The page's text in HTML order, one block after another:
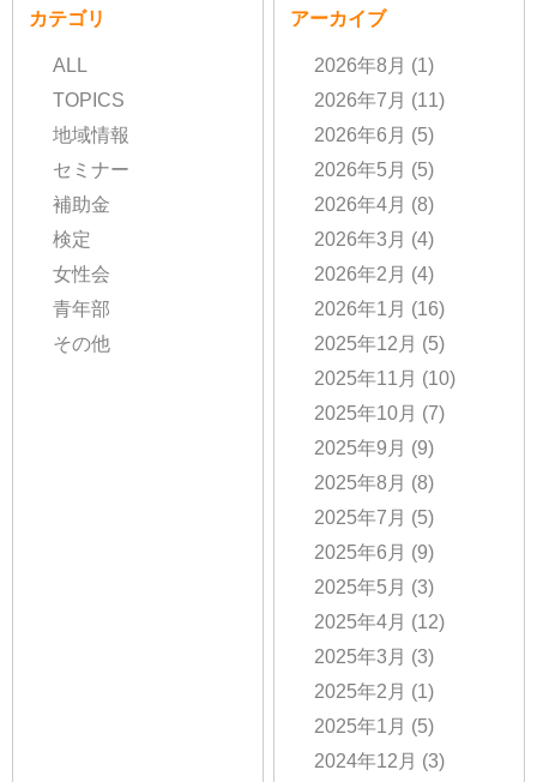
カテゴリ
ALL
TOPICS
地域情報
セミナー
補助金
検定
女性会
青年部
その他
アーカイブ
2026年8月 (1)
2026年7月 (11)
2026年6月 (5)
2026年5月 (5)
2026年4月 (8)
2026年3月 (4)
2026年2月 (4)
2026年1月 (16)
2025年12月 (5)
2025年11月 (10)
2025年10月 (7)
2025年9月 (9)
2025年8月 (8)
2025年7月 (5)
2025年6月 (9)
2025年5月 (3)
2025年4月 (12)
2025年3月 (3)
2025年2月 (1)
2025年1月 (5)
2024年12月 (3)